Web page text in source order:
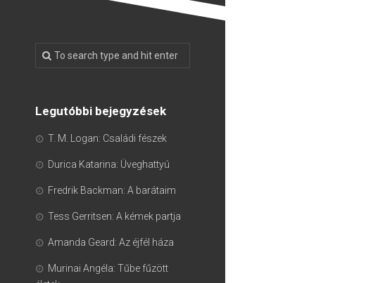
Legutóbbi bejegyzések
T. M. Logan: Családi fészek
Durica Katarina: Üveghattyú
Fredrik Backman: A barátaim
Tess Gerritsen: A kémek partja
Amanda Geard: Az éjfél háza
Murinai Angéla: Tűbe fűzött